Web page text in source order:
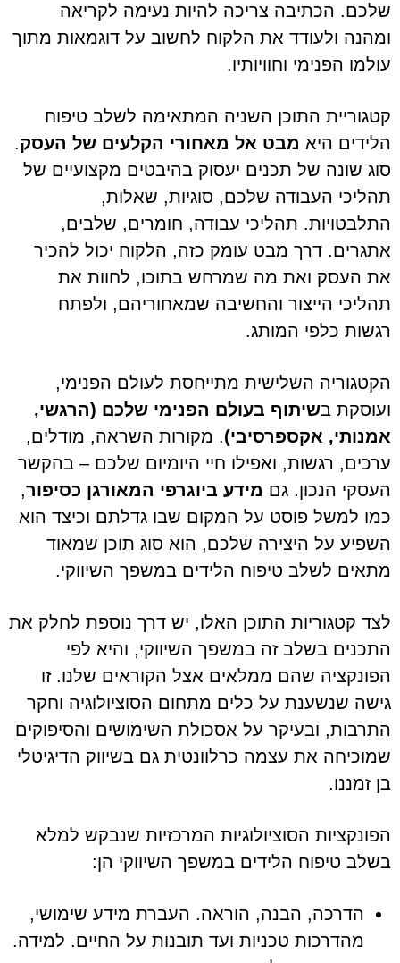
שלכם. הכתיבה צריכה להיות נעימה לקריאה
ומהנה ולעודד את הלקוח לחשוב על דוגמאות מתוך
עולמו הפנימי וחוויותיו.
קטגוריית התוכן השניה המתאימה לשלב טיפוח
הלידים היא מבט אל מאחורי הקלעים של העסק.
סוג שונה של תכנים יעסוק בהיבטים מקצועיים של
תהליכי העבודה שלכם, סוגיות, שאלות,
התלבטויות. תהליכי עבודה, חומרים, שלבים,
אתגרים. דרך מבט עומק כזה, הלקוח יכול להכיר
את העסק ואת מה שמרחש בתוכו, לחוות את
תהליכי הייצור והחשיבה שמאחוריהם, ולפתח
רגשות כלפי המותג.
הקטגוריה השלישית מתייחסת לעולם הפנימי,
ועוסקת בשיתוף בעולם הפנימי שלכם (הרגשי,
אמנותי, אקספרסיבי). מקורות השראה, מודלים,
ערכים, רגשות, ואפילו חיי היומיום שלכם – בהקשר
העסקי הנכון. גם מידע ביוגרפי המאורגן כסיפור,
כמו למשל פוסט על המקום שבו גדלתם וכיצד הוא
השפיע על היצירה שלכם, הוא סוג תוכן שמאוד
מתאים לשלב טיפוח הלידים במשפך השיווקי.
לצד קטגוריות התוכן האלו, יש דרך נוספת לחלק את
התכנים בשלב זה במשפך השיווקי, והיא לפי
הפונקציה שהם ממלאים אצל הקוראים שלנו. זו
גישה שנשענת על כלים מתחום הסוציולוגיה וחקר
התרבות, ובעיקר על אסכולת השימושים והסיפוקים
שמוכיחה את עצמה כרלוונטית גם בשיווק הדיגיטלי
בן זמננו.
הפונקציות הסוציולוגיות המרכזיות שנבקש למלא
בשלב טיפוח הלידים במשפך השיווקי הן:
הדרכה, הבנה, הוראה. העברת מידע שימושי,
מהדרכות טכניות ועד תובנות על החיים. למידה.